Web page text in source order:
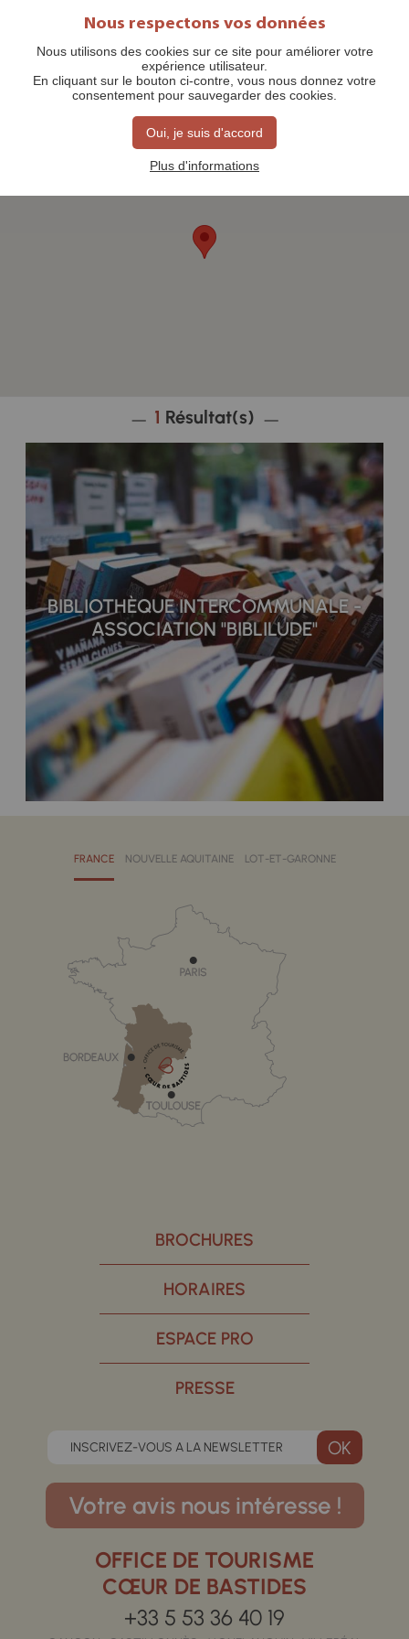
ACTIVITÉS GRATUITES
1 Résultat(s)
BIBLIOTHÈQUE INTERCOMMUNALE -
ASSOCIATION "BIBLILUDE"
FRANCE NOUVELLE AQUITAINE LOT-ET-GARONNE
BROCHURES
HORAIRES
ESPACE PRO
PRESSE
INSCRIVEZ-VOUS A LA NEWSLETTER
Votre avis nous intéresse !
OFFICE DE TOURISME
CŒUR DE BASTIDES
+33 5 53 36 40 19
Nous respectons vos données
Nous utilisons des cookies sur ce site pour améliorer votre
expérience utilisateur.
En cliquant sur le bouton ci-contre, vous nous donnez votre
consentement pour sauvegarder des cookies.
Oui, je suis d'accord
Plus d'informations